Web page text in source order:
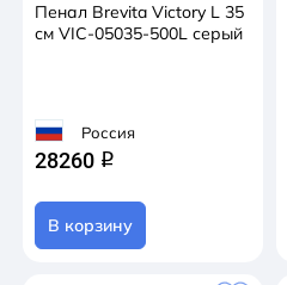
Пенал Brevita Victory L 35
см VIC-05035-500L серый
Россия
28260 q
В корзину